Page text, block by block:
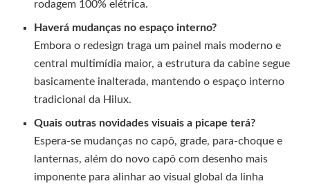
rodagem 100% elétrica.
Haverá mudanças no espaço interno?
Embora o redesign traga um painel mais moderno e
central multimídia maior, a estrutura da cabine segue
basicamente inalterada, mantendo o espaço interno
tradicional da Hilux.
Quais outras novidades visuais a picape terá?
Espera-se mudanças no capô, grade, para-choque e
lanternas, além do novo capô com desenho mais
imponente para alinhar ao visual global da linha